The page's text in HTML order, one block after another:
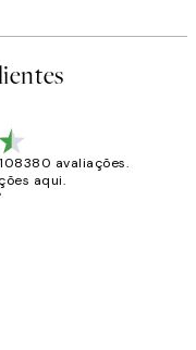
avaliações.
aqui.